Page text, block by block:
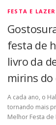
FESTA E LAZER
festa de
livro da
mirins
A cada ano, o
tornando mais
Melhor Festa